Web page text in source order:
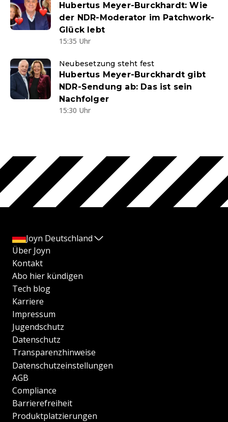
Hubertus Meyer-Burckhardt: Wie
der NDR-Moderator im Patchwork-
Glück lebt
15:35 Uhr
Neubesetzung steht fest
Hubertus Meyer-Burckhardt gibt
NDR-Sendung ab: Das ist sein
Nachfolger
15:30 Uhr
Joyn Deutschland
Über Joyn
Kontakt
Abo hier kündigen
Tech blog
Karriere
Impressum
Jugendschutz
Datenschutz
Transparenzhinweise
Datenschutzeinstellungen
AGB
Compliance
Barrierefreiheit
Produktplatzierungen